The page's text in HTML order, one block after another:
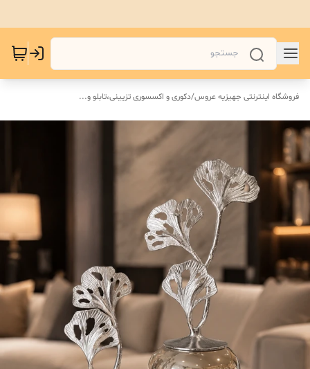
فروشگاه اینترنتی جهیزیه عروس/دکوری و اکسسوری تزیینی،تابلو و...